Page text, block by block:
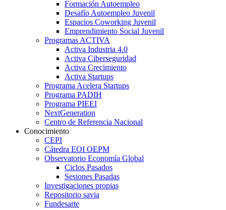
Formación Autoempleo
Desafío Autoempleo Juvenil
Espacios Coworking Juvenil
Emprendimiento Social Juvenil
Programas ACTIVA
Activa Industria 4.0
Activa Ciberseguridad
Activa Crecimiento
Activa Startups
Programa Acelera Startups
Programa PADIH
Programa PIEEI
NextGeneration
Centro de Referencia Nacional
Conocimiento
CEPI
Cátedra EOI OEPM
Observatorio Economía Global
Ciclos Pasados
Sesiones Pasadas
Investigaciones propias
Repositorio savia
Fundesarte